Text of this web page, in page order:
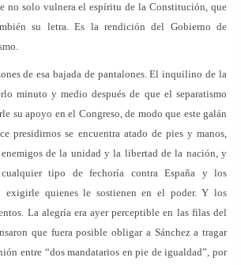
no solo vulnera el espíritu de la Constitución, que
su letra. Es la rendición del Gobierno de
de esa bajada de pantalones. El inquilino de la
minuto y medio después de que el separatismo
su apoyo en el Congreso, de modo que este galán
presidirnos se encuentra atado de pies y manos,
de la unidad y la libertad de la nación, y
tipo de fechoría contra España y los
exigirle quienes le sostienen en el poder. Y los
La alegría era ayer perceptible en las filas del
que fuera posible obligar a Sánchez a tragar
entre “dos mandatarios en pie de igualdad”, por